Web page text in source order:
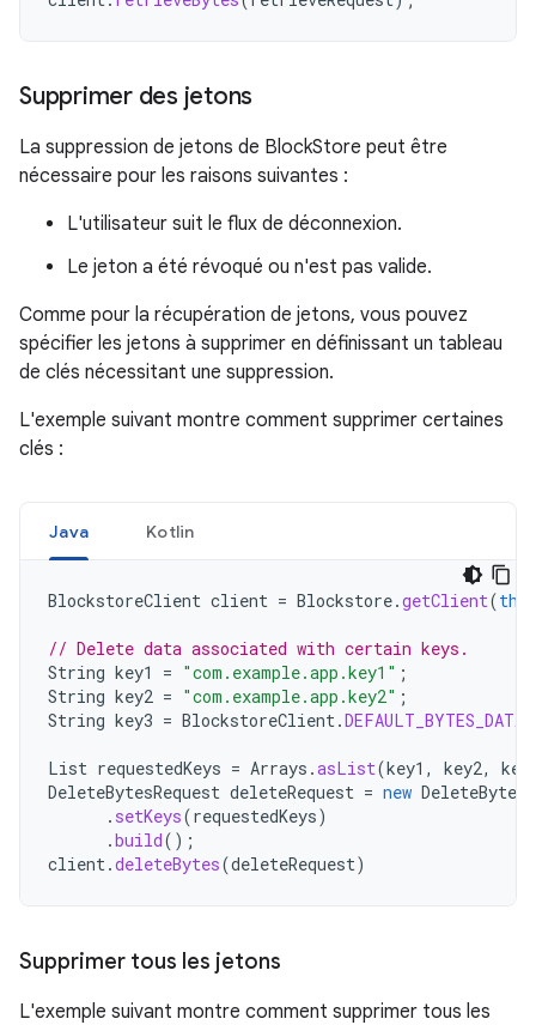
Supprimer des jetons
La suppression de jetons de BlockStore peut être
nécessaire pour les raisons suivantes :
L'utilisateur suit le flux de déconnexion.
Le jeton a été révoqué ou n'est pas valide.
Comme pour la récupération de jetons, vous pouvez
spécifier les jetons à supprimer en définissant un tableau
de clés nécessitant une suppression.
L'exemple suivant montre comment supprimer certaines
clés :
Java Kotlin
BlockstoreClient client = Blockstore.getClient(this
// Delete data associated with certain keys.
String key1 = "com.example.app.key1" ;
String key2 = "com.example.app.key2" ;
String key3 = BlockstoreClient.
List requestedKeys = Arrays .asList(key1 , key2,
DeleteBytesRequest deleteRequest = new
. setKeys(requestedKeys)
.build();
client.deleteBytes(deleteRequest)
Supprimer tous les jetons
L'exemple suivant montre comment supprimer tous les